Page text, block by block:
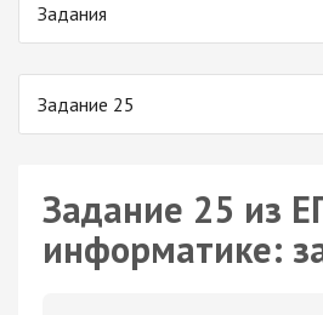
Задания
Задание 25
Задание 25 из
информатике: